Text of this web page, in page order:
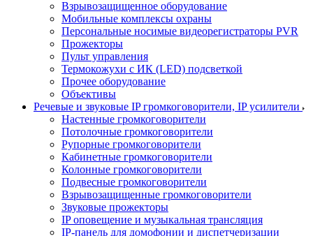
Взрывозащищенное оборудование
Мобильные комплексы охраны
Персональные носимые видеорегистраторы PVR
Прожекторы
Пульт управления
Термокожухи с ИК (LED) подсветкой
Прочее оборудование
Объективы
Речевые и звуковые IP громкоговорители, IP усилители
Настенные громкоговорители
Потолочные громкоговорители
Рупорные громкоговорители
Кабинетные громкоговорители
Колонные громкоговорители
Подвесные громкоговорители
Взрывозащищенные громкоговорители
Звуковые прожекторы
IP оповещение и музыкальная трансляция
IP-панель для домофонии и диспетчеризации